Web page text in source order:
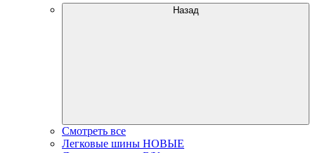
Назад
Смотреть все
Легковые шины НОВЫЕ